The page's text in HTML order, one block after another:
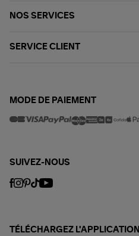
NOS SERVICES
SERVICE CLIENT
MODE DE PAIEMENT
SUIVEZ-NOUS
TÉLÉCHARGEZ L'APPLICATION